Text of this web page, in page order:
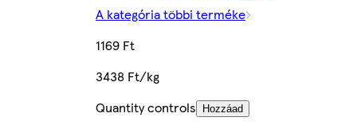
A kategória többi terméke
1169 Ft
3438 Ft/kg
Quantity controls
Hozzáad